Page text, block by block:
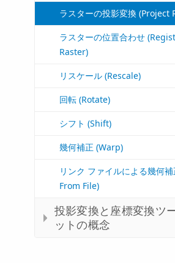
ラスターの投影変換 (Project
ラスターの位置合わせ
Raster)
リスケール (Rescale)
回転 (Rotate)
シフト (Shift)
幾何補正 (Warp)
リンク ファイルによる幾何
From File)
投影変換と座標変換ツ
ットの概念